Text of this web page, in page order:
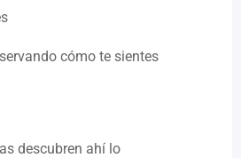
cómo te sientes
descubren ahí lo